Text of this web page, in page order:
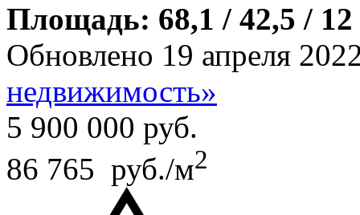
Площадь: 68,1 / 42,5 /
Обновлено 19 апреля
недвижимость»
5 900 000 руб.
86 765 руб./м2